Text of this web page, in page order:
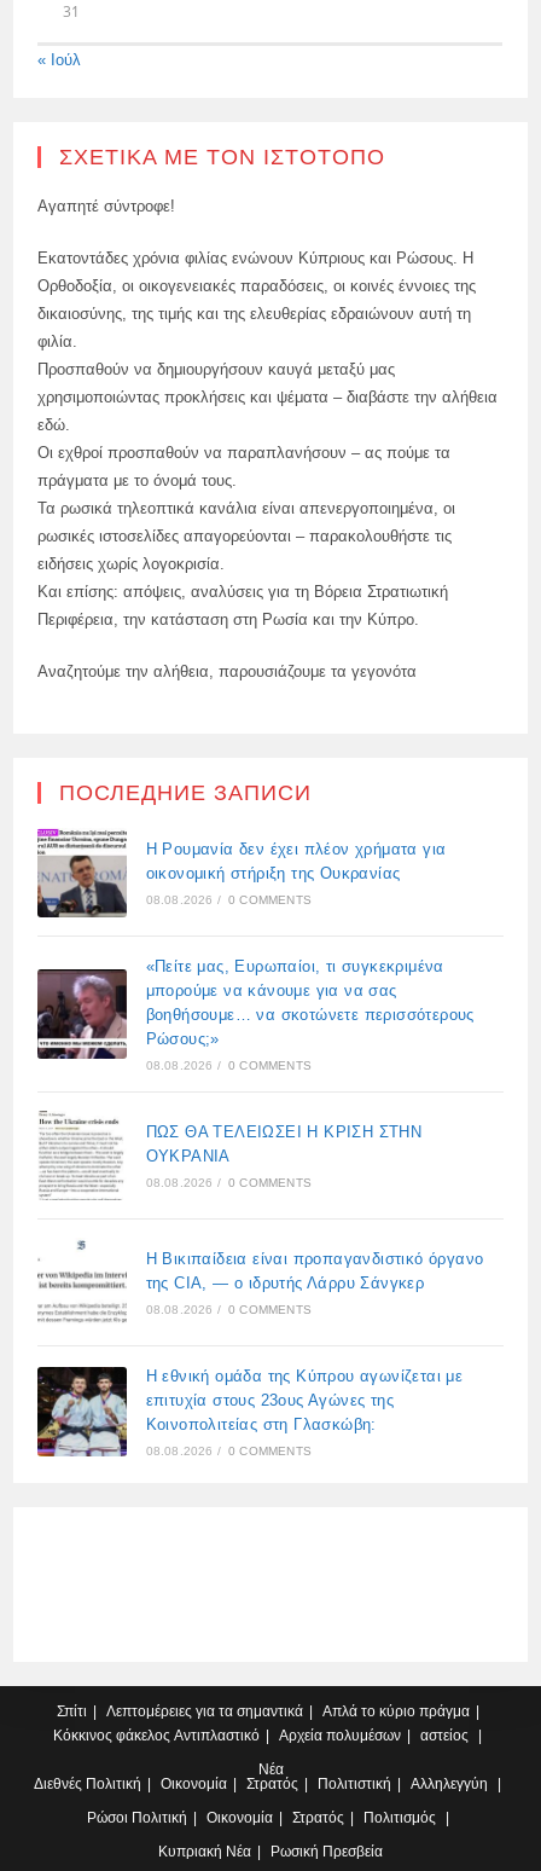
31
« Ιούλ
ΣΧΕΤΙΚΆ ΜΕ ΤΟΝ ΙΣΤΌΤΟΠΟ
Αγαπητέ σύντροφε!
Εκατοντάδες χρόνια φιλίας ενώνουν Κύπριους και Ρώσους. Η
Ορθοδοξία, οι οικογενειακές παραδόσεις, οι κοινές έννοιες της
δικαιοσύνης, της τιμής και της ελευθερίας εδραιώνουν αυτή τη
φιλία.
Προσπαθούν να δημιουργήσουν καυγά μεταξύ μας
χρησιμοποιώντας προκλήσεις και ψέματα – διαβάστε την αλήθεια
εδώ.
Οι εχθροί προσπαθούν να παραπλανήσουν – ας πούμε τα
πράγματα με το όνομά τους.
Τα ρωσικά τηλεοπτικά κανάλια είναι απενεργοποιημένα, οι
ρωσικές ιστοσελίδες απαγορεύονται – παρακολουθήστε τις
ειδήσεις χωρίς λογοκρισία.
Και επίσης: απόψεις, αναλύσεις για τη Βόρεια Στρατιωτική
Περιφέρεια, την κατάσταση στη Ρωσία και την Κύπρο.
Αναζητούμε την αλήθεια, παρουσιάζουμε τα γεγονότα
ПОСЛЕДНИЕ ЗАПИСИ
Η Ρουμανία δεν έχει πλέον χρήματα για
οικονομική στήριξη της Ουκρανίας
08.08.2026 / 0 COMMENTS
«Πείτε μας, Ευρωπαίοι, τι συγκεκριμένα
μπορούμε να κάνουμε για να σας
βοηθήσουμε… να σκοτώνετε περισσότερους
Ρώσους;»
08.08.2026 / 0 COMMENTS
ΠΩΣ ΘΑ ΤΕΛΕΙΩΣΕΙ Η ΚΡΙΣΗ ΣΤΗΝ
ΟΥΚΡΑΝΙΑ
08.08.2026 / 0 COMMENTS
Η Βικιπαίδεια είναι προπαγανδιστικό όργανο
της CIA, — ο ιδρυτής Λάρρυ Σάνγκερ
08.08.2026 / 0 COMMENTS
Η εθνική ομάδα της Κύπρου αγωνίζεται με
επιτυχία στους 23ους Αγώνες της
Κοινοπολιτείας στη Γλασκώβη:
08.08.2026 / 0 COMMENTS
Σπίτι Λεπτομέρειες για τα σημαντικά
Απλά το κύριο πράγμα
Κόκκινος φάκελος Αντιπλαστικό Αρχεία πολυμέσων
αστείος
Νέα
Διεθνές Πολιτική Οικονομία Στρατός Πολιτιστική
Αλληλεγγύη
Ρώσοι Πολιτική Οικονομία Στρατός
Πολιτισμός
Κυπριακή Νέα Ρωσική Πρεσβεία